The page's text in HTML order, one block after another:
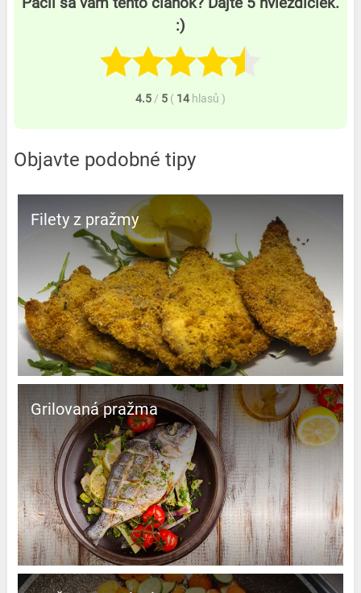
:)
4.5 / 5 ( 14 hlasů )
Objavte podobné tipy
Filety z pražmy
Grilovaná pražma